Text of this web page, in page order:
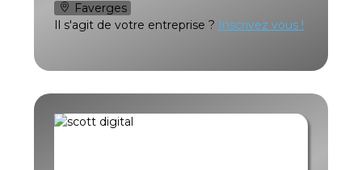
Faverges
Il s'agit de votre entreprise ? Inscrivez vous !